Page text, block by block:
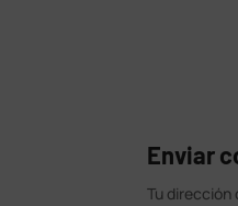
Enviar
Tu dirección